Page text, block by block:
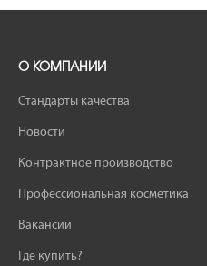
О КОМПАНИИ
Стандарты качества
Новости
Контрактное производство
Профессиональная косметика
Вакансии
Где купить?